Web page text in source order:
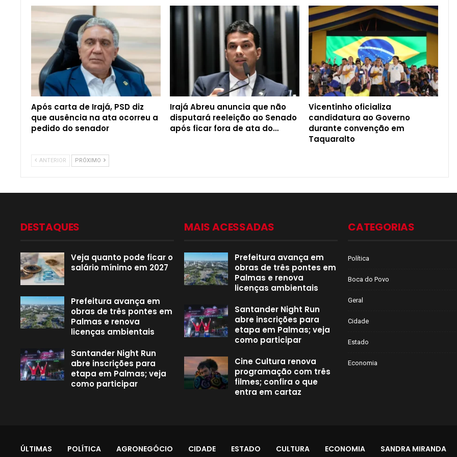
Após carta de Irajá, PSD diz
que ausência na ata ocorreu a
pedido do senador
Irajá Abreu anuncia que não
disputará reeleição ao Senado
após ficar fora de ata do…
Vicentinho oficializa
candidatura ao Governo
durante convenção em
Taquaralto
ANTERIOR PRÓXIMO
DESTAQUES
Veja quanto pode ficar o
salário mínimo em 2027
Prefeitura avança em
obras de três pontes em
Palmas e renova
licenças ambientais
Santander Night Run
abre inscrições para
etapa em Palmas; veja
como participar
MAIS ACESSADAS
Prefeitura avança em
obras de três pontes em
Palmas e renova
licenças ambientais
Santander Night Run
abre inscrições para
etapa em Palmas; veja
como participar
Cine Cultura renova
programação com três
filmes; confira o que
entra em cartaz
CATEGORIAS
Política
Boca do Povo
Geral
Cidade
Estado
Economia
ÚLTIMAS POLÍTICA AGRONEGÓCIO CIDADE ESTADO CULTURA ECONOMIA SANDRA MIRANDA